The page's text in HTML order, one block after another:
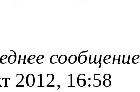
2012, 16:58